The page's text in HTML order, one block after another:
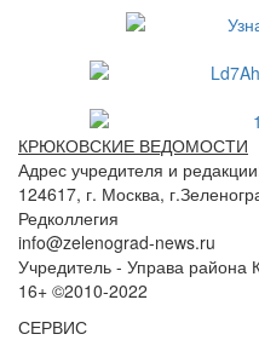
КРЮКОВСКИЕ ВЕДОМОСТИ
Адрес учредителя и
124617, г. Москва,
Редколлегия
info@zelenograd-news.ru
Учредитель - Управа района
16+ ©2010-2022
СЕРВИС